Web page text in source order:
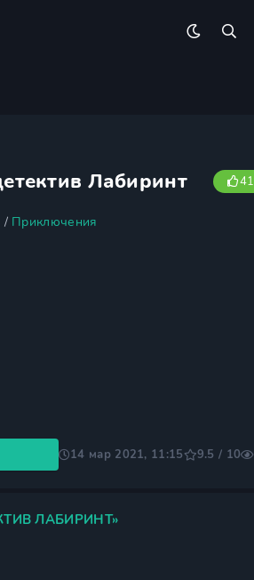
Лабиринт 41
/ Приключения
14 мар 2021, 11:15 9.5 / 10
ЛАБИРИНТ»